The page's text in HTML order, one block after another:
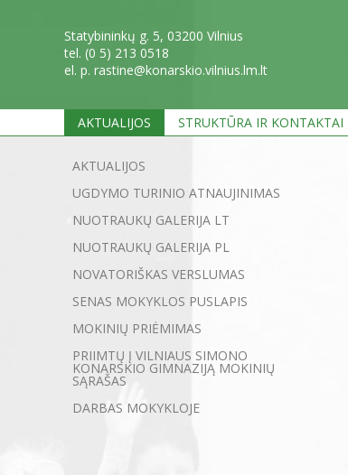
AKTUALIJOS STRUKTŪRA IR KONTAKTAI
Statybininkų g. 5, 03200 Vilnius
tel. (0 5) 213 0518
el. p. rastine@konarskio.vilnius.lm.lt
AKTUALIJOS
UGDYMO TURINIO ATNAUJINIMAS
NUOTRAUKŲ GALERIJA LT
NUOTRAUKŲ GALERIJA PL
NOVATORIŠKAS VERSLUMAS
SENAS MOKYKLOS PUSLAPIS
MOKINIŲ PRIĖMIMAS
PRIIMTŲ Į VILNIAUS SIMONO
KONARSKIO GIMNAZIJĄ MOKINIŲ
SĄRAŠAS
DARBAS MOKYKLOJE